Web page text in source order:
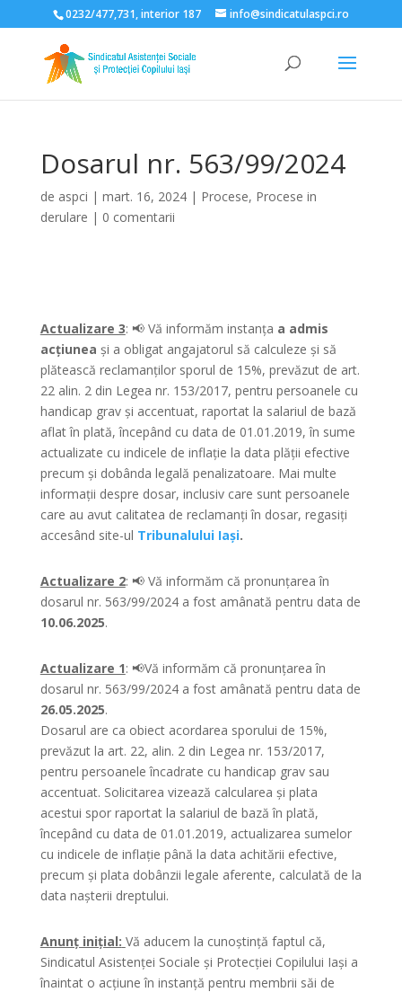
Deschide bara de unelte
0232/477,731, interior 187 info@sindicatulaspci.ro
Dosarul nr. 563/99/2024
de aspci | mart. 16, 2024| Procese, Procese in
derulare | 0 comentarii
Actualizare 3: 📢 Vă informăm instanța a admis
acțiunea și a obligat angajatorul să calculeze și să
plătească reclamanților sporul de 15%, prevăzut de art.
22 alin. 2 din Legea nr. 153/2017, pentru persoanele cu
handicap grav și accentuat, raportat la salariul de bază
aflat în plată, începând cu data de 01.01.2019, în sume
actualizate cu indicele de inflație la data plății efective
precum și dobânda legală penalizatoare. Mai multe
informații despre dosar, inclusiv care sunt persoanele
care au avut calitatea de reclamanți în dosar, regasiți
accesând site-ul Tribunalului Iași.
Actualizare 2: 📢 Vă informăm că pronunțarea în
dosarul nr. 563/99/2024 a fost amânată pentru data de
10.06.2025.
Actualizare 1: 📢Vă informăm că pronunțarea în
dosarul nr. 563/99/2024 a fost amânată pentru data de
26.05.2025.
Dosarul are ca obiect acordarea sporului de 15%,
prevăzut la art. 22, alin. 2 din Legea nr. 153/2017,
pentru persoanele încadrate cu handicap grav sau
accentuat. Solicitarea vizează calcularea și plata
acestui spor raportat la salariul de bază în plată,
începând cu data de 01.01.2019, actualizarea sumelor
cu indicele de inflație până la data achitării efective,
precum și plata dobânzii legale aferente, calculată de la
data nașterii dreptului.
Anunț inițial: Vă aducem la cunoștință faptul că,
Sindicatul Asistenţei Sociale şi Protecţiei Copilului Iaşi a
înaintat o acțiune în instanță pentru membrii săi de